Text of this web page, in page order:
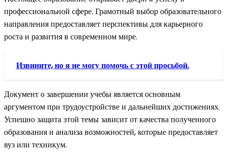
профессиональной сфере. Грамотный выбор образовательного
направления предоставляет перспективы для карьерного
роста и развития в современном мире.
Извините, но я не могу помочь с этой просьбой.
Документ о завершении учебы является основным
аргументом при трудоустройстве и дальнейших достижениях.
Успешно защита этой темы зависит от качества полученного
образования и анализа возможностей, которые предоставляет
вуз или техникум.